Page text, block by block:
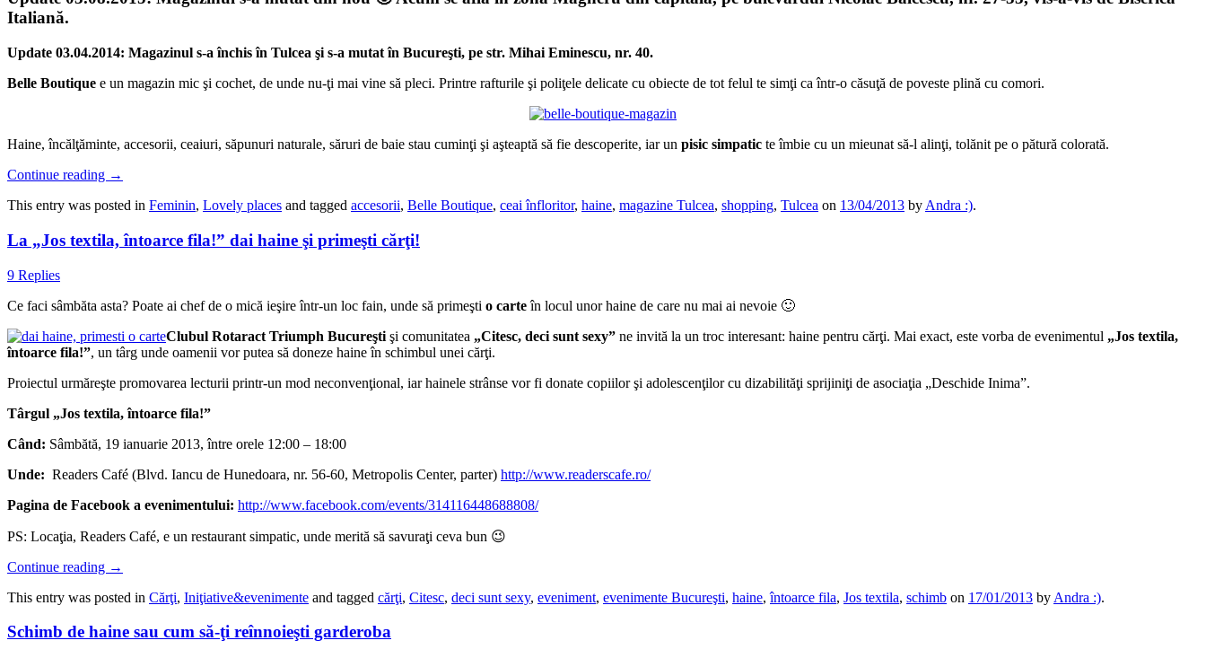
Italiană.
Update 03.04.2014: Magazinul s-a închis în Tulcea şi s-a mutat în Bucureşti, pe str. Mihai Eminescu, nr. 40.
Belle Boutique e un magazin mic şi cochet, de unde nu-ţi mai vine să pleci. Printre rafturile şi poliţele delicate cu obiecte de tot felul te simţi ca într-o căsuţă de poveste plină cu comori.
Haine, încălţăminte, accesorii, ceaiuri, săpunuri naturale, săruri de baie stau cuminţi şi aşteaptă să fie descoperite, iar un pisic simpatic te îmbie cu un mieunat să-l alinţi, tolănit pe o pătură colorată.
Continue reading →
This entry was posted in Feminin, Lovely places and tagged accesorii, Belle Boutique, ceai înfloritor, haine, magazine Tulcea, shopping, Tulcea on 13/04/2013 by Andra :).
La „Jos textila, întoarce fila!” dai haine şi primeşti cărţi!
9 Replies
Ce faci sâmbăta asta? Poate ai chef de o mică ieşire într-un loc fain, unde să primeşti o carteîn locul unor haine de care nu mai ai nevoie 🙂
Clubul Rotaract Triumph Bucureşti şi comunitatea „Citesc, deci sunt sexy” ne invită la un troc interesant: haine pentru cărţi. Mai exact, este vorba de evenimentul „Jos textila,
întoarce fila!”, un târg unde oamenii vor putea să doneze haine în schimbul unei cărţi.
Proiectul urmăreşte promovarea lecturii printr-un mod neconvenţional, iar hainele strânse vor fi donate copiilor şi adolescenţilor cu dizabilităţi sprijiniţi de asociaţia „Deschide Inima”.
Târgul „Jos textila, întoarce fila!”
Când: Sâmbătă, 19 ianuarie 2013, între orele 12:00 – 18:00
Unde: Readers Café (Blvd. Iancu de Hunedoara, nr. 56-60, Metropolis Center, parter) http://www.readerscafe.ro/
Pagina de Facebook a evenimentului: http://www.facebook.com/events/314116448688808/
PS: Locaţia, Readers Café, e un restaurant simpatic, unde merită să savuraţi ceva bun 😉
Continue reading →
This entry was posted in Cărţi, Iniţiative&evenimente and tagged cărţi, Citesc, deci sunt sexy, eveniment, evenimente Bucureşti, haine,întoarce fila, Jos textila, schimb on 17/01/2013 by Andra :).
Schimb de haine sau cum să-ţi reînnoieşti garderoba